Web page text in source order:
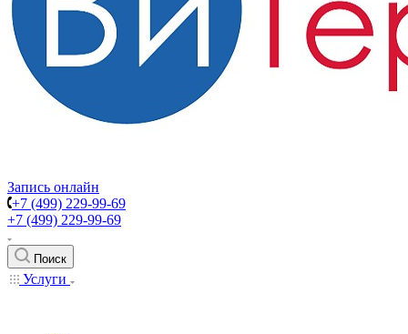
Запись онлайн
+7 (499) 229-99-69
+7 (499) 229-99-69
Поиск
Услуги